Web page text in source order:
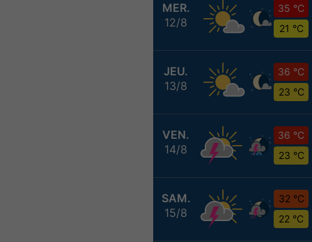
MER.
12/8
35 °C
21 °C
JEU.
13/8
36 °C
23 °C
VEN.
14/8
36 °C
23 °C
SAM.
15/8
32 °C
22 °C